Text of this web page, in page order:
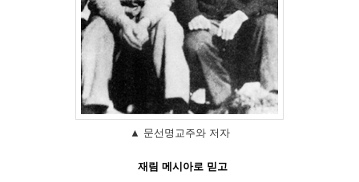
▲ 문선명교주와 저자
재림 메시아로 믿고